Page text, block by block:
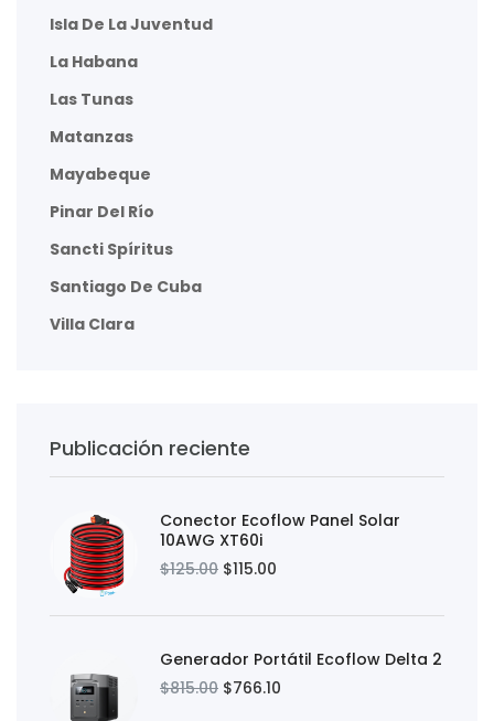
Isla De La Juventud
La Habana
Las Tunas
Matanzas
Mayabeque
Pinar Del Río
Sancti Spíritus
Santiago De Cuba
Villa Clara
Publicación reciente
Conector Ecoflow Panel Solar
10AWG XT60i
$125.00 $115.00
Generador Portátil Ecoflow Delta 2
$815.00 $766.10